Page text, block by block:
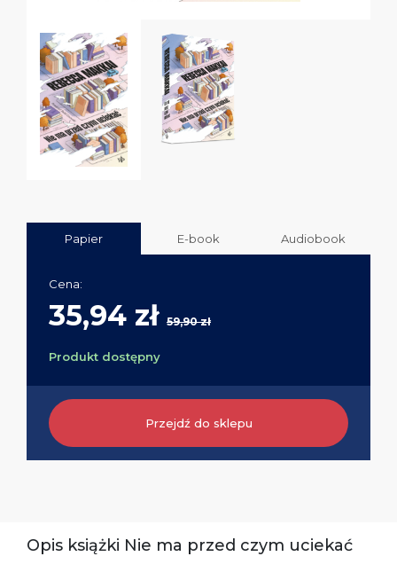
Papier E-book Audiobook
Cena:
35,94 zł 59,90 zł
Produkt dostępny
Przejdź do sklepu
Opis książki Nie ma przed czym uciekać